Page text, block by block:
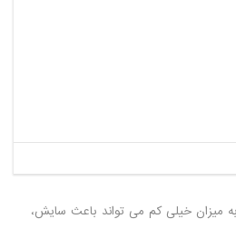
میزان خیلی کم می تواند باعث سایش،